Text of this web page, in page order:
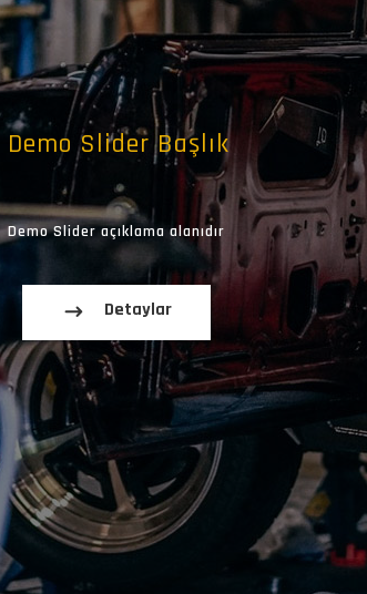
Demo Slider Başlık
Demo Slider açıklama alanıdır
Detaylar